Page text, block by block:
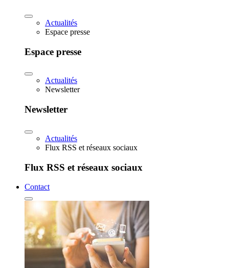
Actualités
Espace presse
Espace presse
Actualités
Newsletter
Newsletter
Actualités
Flux RSS et réseaux sociaux
Flux RSS et réseaux sociaux
Contact